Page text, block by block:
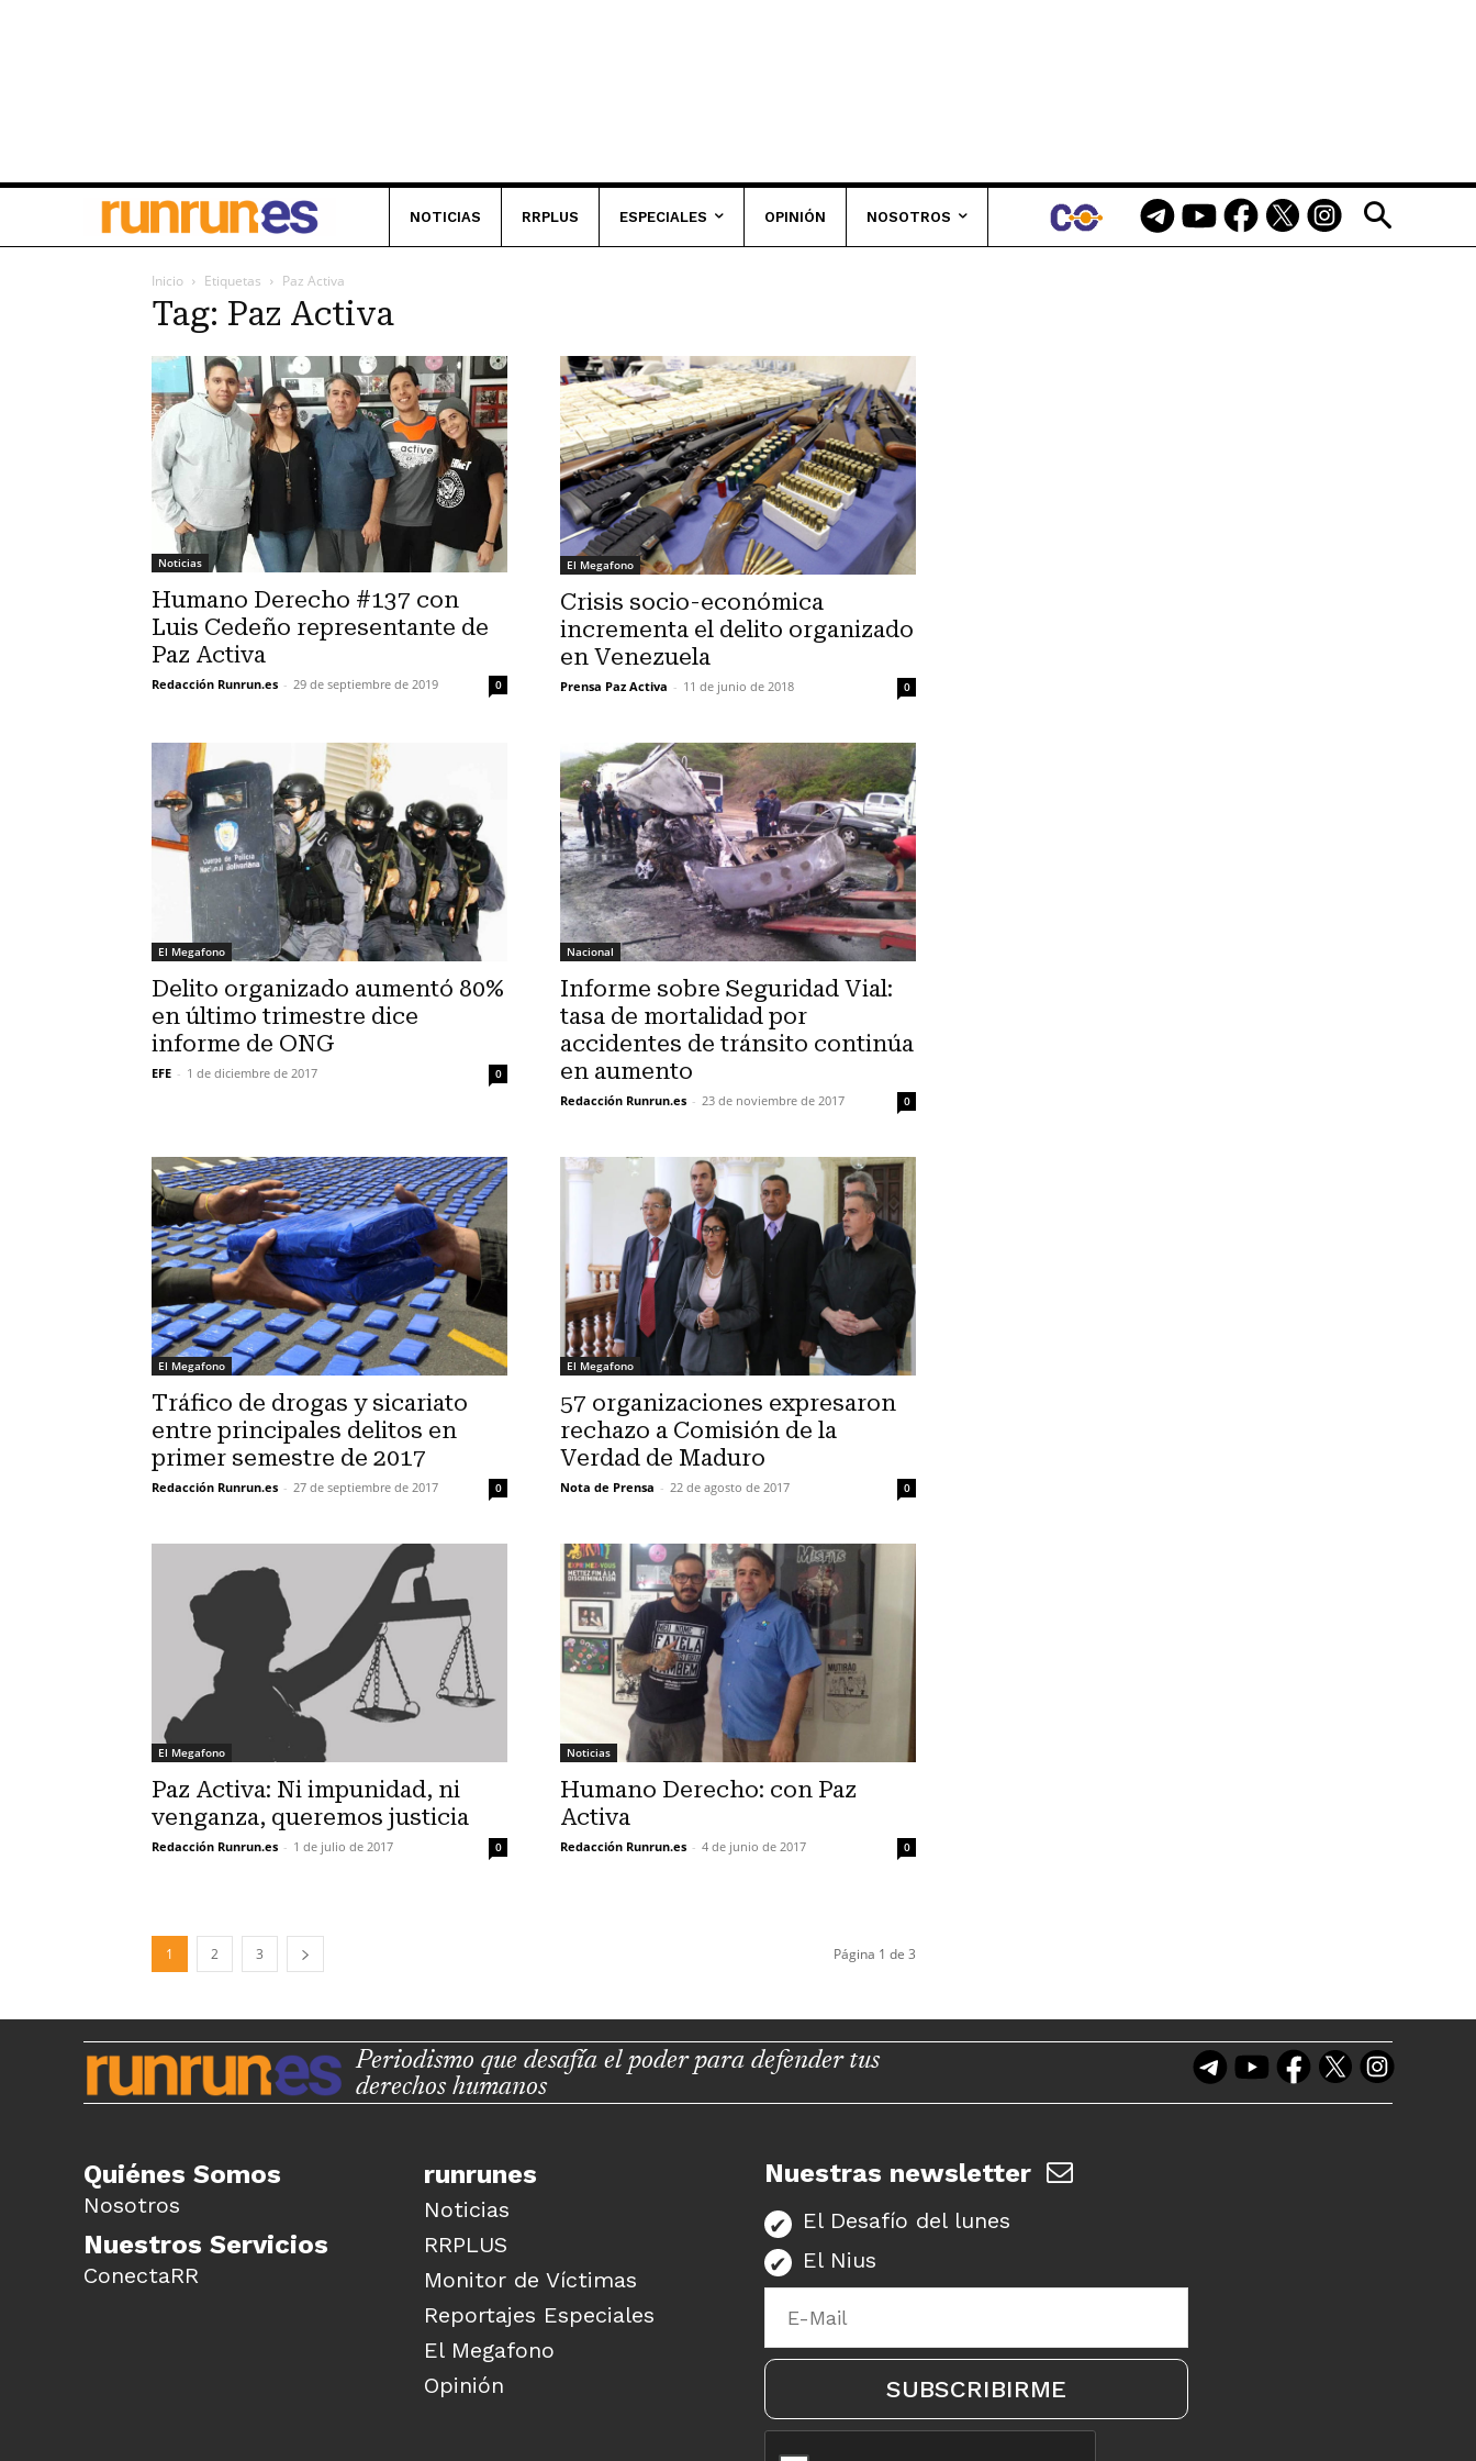
NOTICIAS RRPLUS ESPECIALES OPINIÓN NOSOTROS
Inicio Etiquetas Paz Activa
Tag: Paz Activa
Noticias
Humano Derecho #137 con
Luis Cedeño representante de
Paz Activa
Redacción Runrun.es - 29 de septiembre de 2019 0
El Megafono
Crisis socio-económica
incrementa el delito organizado
en Venezuela
Prensa Paz Activa - 11 de junio de 2018 0
El Megafono
Delito organizado aumentó 80%
en último trimestre dice
informe de ONG
EFE - 1 de diciembre de 2017 0
Nacional
Informe sobre Seguridad Vial:
tasa de mortalidad por
accidentes de tránsito continúa
en aumento
Redacción Runrun.es - 23 de noviembre de 2017 0
El Megafono
Tráfico de drogas y sicariato
entre principales delitos en
primer semestre de 2017
Redacción Runrun.es - 27 de septiembre de 2017 0
El Megafono
57 organizaciones expresaron
rechazo a Comisión de la
Verdad de Maduro
Nota de Prensa - 22 de agosto de 2017 0
El Megafono
Paz Activa: Ni impunidad, ni
venganza, queremos justicia
Redacción Runrun.es - 1 de julio de 2017 0
Noticias
Humano Derecho: con Paz
Activa
Redacción Runrun.es - 4 de junio de 2017 0
1 2 3 Página 1 de 3
Periodismo que desafía el poder para defender tus
derechos humanos
Quiénes Somos
Nosotros
Nuestros Servicios
ConectaRR
runrunes
Noticias
RRPLUS
Monitor de Víctimas
Reportajes Especiales
El Megafono
Opinión
Nuestras newsletter
El Desafío del lunes
El Nius